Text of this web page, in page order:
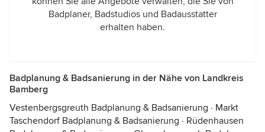
Badplaner, Badstudios und Badausstatter
erhalten haben.
Badplanung & Badsanierung in der Nähe von Landkreis
Bamberg
Vestenbergsgreuth Badplanung & Badsanierung · Markt
Taschendorf Badplanung & Badsanierung · Rüdenhausen